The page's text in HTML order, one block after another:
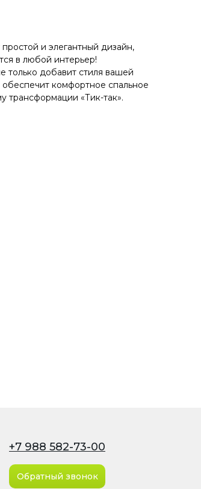
и элегантный дизайн,
в любой интерьер!
только добавит стиля вашей
обеспечит комфортное спальное
трансформации «Тик-так».
+7 988 582-73-00
Обратный звонок